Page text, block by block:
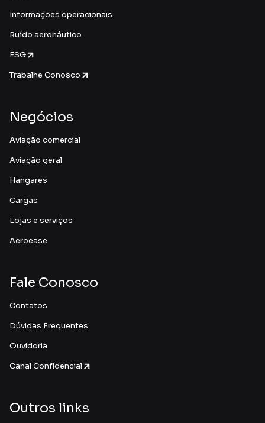
Informações operacionais
Ruído aeronáutico
ESG
Trabalhe Conosco
Negócios
Aviação comercial
Aviação geral
Hangares
Cargas
Lojas e serviços
Aeroease
Fale Conosco
Contatos
Dúvidas Frequentes
Ouvidoria
Canal Confidencial
Outros links